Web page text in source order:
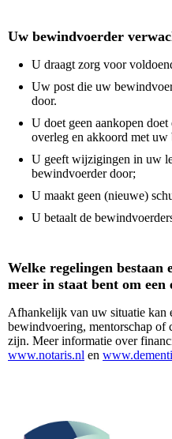
Uw bewindvoerder
U draagt zorg voor
Uw post die uw
door.
U doet geen aankopen
overleg en akkoord met uw
U geeft wijzigingen in uw
bewindvoerder door;
U maakt geen (nieuwe)
U betaalt de
Welke regelingen bestaan
meer in staat bent om een
Afhankelijk van uw situatie kan
bewindvoering, mentorschap of
zijn. Meer informatie over
www.notaris.nl en